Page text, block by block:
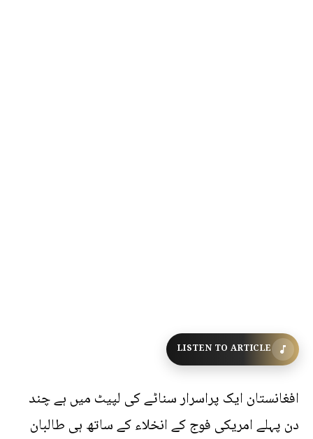
LISTEN TO ARTICLE
افغانستان ایک پراسرار سناٹے کی لپیٹ میں ہے چند
دن پہلے امریکی فوج کے انخلاء کے ساتھ ہی طالبان